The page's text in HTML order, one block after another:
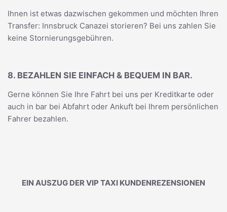
Ihnen ist etwas dazwischen gekommen und möchten Ihren
Transfer: Innsbruck Canazei storieren? Bei uns zahlen Sie
keine Stornierungsgebühren.
8. BEZAHLEN SIE EINFACH & BEQUEM IN BAR.
Gerne können Sie Ihre Fahrt bei uns per Kreditkarte oder
auch in bar bei Abfahrt oder Ankuft bei Ihrem persönlichen
Fahrer bezahlen.
EIN AUSZUG DER VIP TAXI KUNDENREZENSIONEN